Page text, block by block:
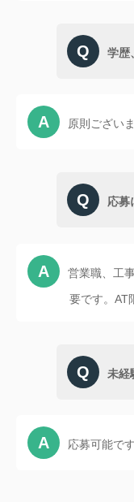
学歴
原則ござい
応募
営業職、工
要です。AT
未経
応募可能です